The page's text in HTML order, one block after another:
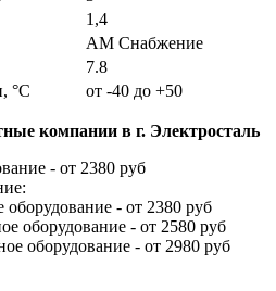
1,4
АМ Снабжение
7.8
°C
от -40 до +50
компании в г. Электросталь
- от 2380 руб
оборудование - от 2380 руб
оборудование - от 2580 руб
оборудование - от 2980 руб